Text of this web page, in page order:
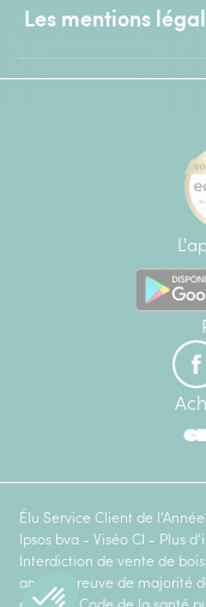
Les mentions
Élu Service Client de
Ipsos bva - Viséo CI - Plus
Interdiction de vente de
ans. La preuve de majorité